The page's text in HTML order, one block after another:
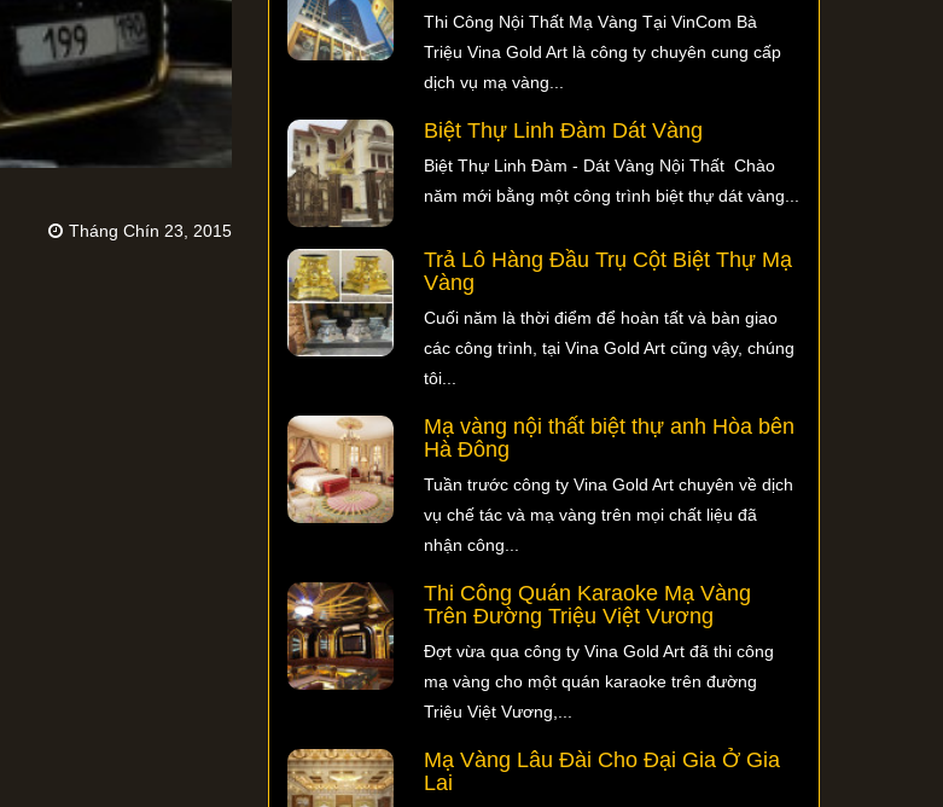
Tháng Chín 23, 2015
Thi Công Nội Thất Mạ Vàng Tại VinCom Bà
Triệu Vina Gold Art là công ty chuyên cung cấp
dịch vụ mạ vàng...
Biệt Thự Linh Đàm Dát Vàng
Biệt Thự Linh Đàm - Dát Vàng Nội Thất Chào
năm mới bằng một công trình biệt thự dát vàng...
Trả Lô Hàng Đầu Trụ Cột Biệt Thự Mạ
Vàng
Cuối năm là thời điểm để hoàn tất và bàn giao
các công trình, tại Vina Gold Art cũng vậy, chúng
tôi...
Mạ vàng nội thất biệt thự anh Hòa bên
Hà Đông
Tuần trước công ty Vina Gold Art chuyên về dịch
vụ chế tác và mạ vàng trên mọi chất liệu đã
nhận công...
Thi Công Quán Karaoke Mạ Vàng
Trên Đường Triệu Việt Vương
Đợt vừa qua công ty Vina Gold Art đã thi công
mạ vàng cho một quán karaoke trên đường
Triệu Việt Vương,...
Mạ Vàng Lâu Đài Cho Đại Gia Ở Gia
Lai